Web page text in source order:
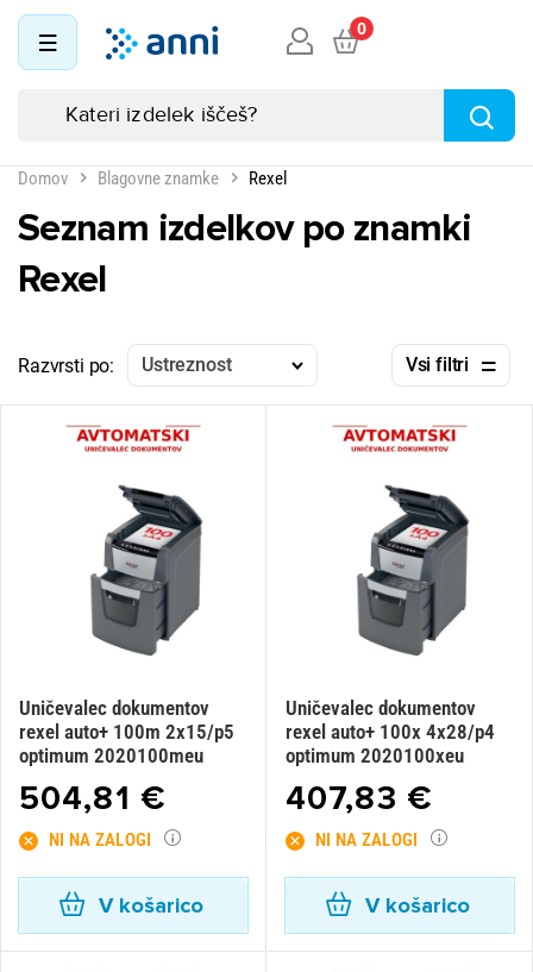
0
Domov Blagovne znamke Rexel
Seznam izdelkov po znamki
Rexel
Razvrsti po: Ustreznost Vsi filtri
Uničevalec dokumentov
rexel auto+ 100m 2x15/p5
optimum 2020100meu
504,81 €
NI NA ZALOGI
V košarico
Uničevalec dokumentov
rexel auto+ 100x 4x28/p4
optimum 2020100xeu
407,83 €
NI NA ZALOGI
V košarico